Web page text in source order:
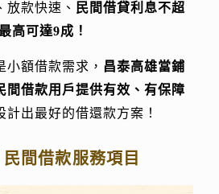
放款快速、 民間借貸利息不超
高可達9成！
小額借款需求， 昌泰高雄當鋪
間借款用戶提供有效、有保障
計出最好的借還款方案！
間借款服務項目